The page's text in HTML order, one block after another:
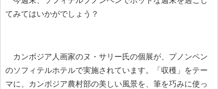
てみてはいかがでしょう？
カンボジア人画家のヌ・サリー氏の個展が、プノンペン
のソフィテルホテルで実施されています。「収穫」をテー
マに、カンボジア農村部の美しい風景を、筆を巧みに使っ